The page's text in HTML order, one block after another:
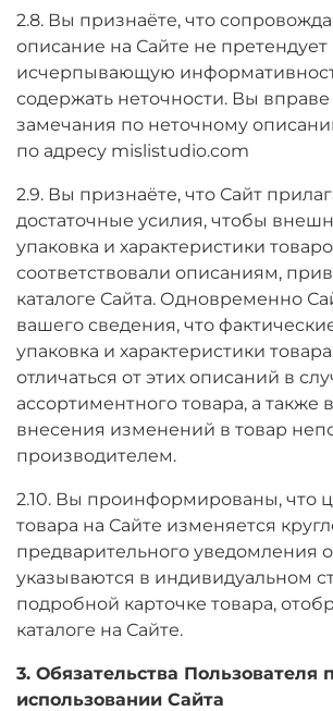
2.8. Вы признаёте, что
описание на Сайте не претендует
исчерпывающую
содержать неточности. Вы
замечания по неточному
по адресу mislistudio.com
2.9. Вы признаёте, что Сайт
достаточные усилия, чтобы
упаковка и характеристики
соответствовали описаниям,
каталоге Сайта. Одновременно
вашего сведения, что
упаковка и характеристики
отличаться от этих описаний в
ассортиментного товара, а также
внесения изменений в товар
производителем.
2.10. Вы проинформированы, что
товара на Сайте изменяется
предварительного уведомления
указываются в индивидуальном
подробной карточке товара,
каталоге на Сайте.
3. Обязательства Пользователя
использовании Сайта